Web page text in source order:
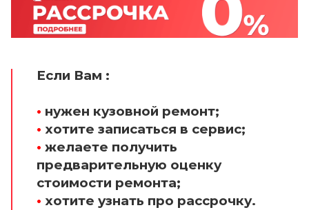
Если Вам :
• нужен кузовной ремонт;
• хотите записаться в сервис;
• желаете получить
предварительную оценку
стоимости ремонта;
• хотите узнать про рассрочку.